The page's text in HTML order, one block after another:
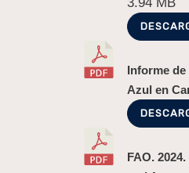
Informe
Azul en
FAO.